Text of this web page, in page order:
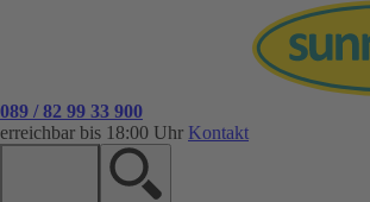
089 / 82 99 33 900
erreichbar bis 18:00 Uhr Kontakt